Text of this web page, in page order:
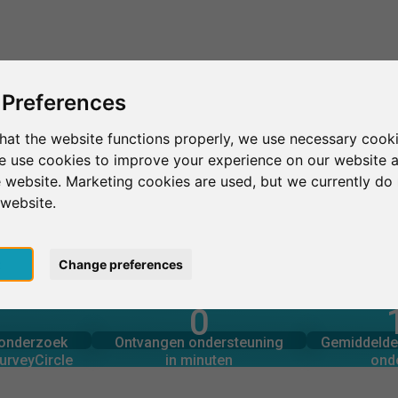
the website functions properly, we use necessary
use cookies to improve your experience on our website
website. Marketing cookies are used, but we currently
Change preferences
National Economics University
via 0
Ontvangen ondersteuning
in minuten
0
Ondersteuning geboden
in minuten
Aantal